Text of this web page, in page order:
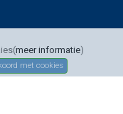
meer informatie)
met cookies